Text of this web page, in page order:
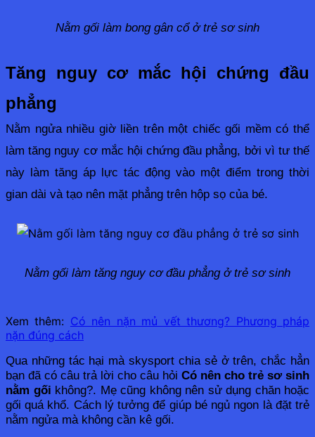
Nằm gối làm bong gân cổ ở trẻ sơ sinh
Tăng nguy cơ mắc hội chứng đầu
phẳng
Nằm ngửa nhiều giờ liền trên một chiếc gối mềm có thể
làm tăng nguy cơ mắc hội chứng đầu phẳng, bởi vì tư thế
này làm tăng áp lực tác động vào một điểm trong thời
gian dài và tạo nên mặt phẳng trên hộp sọ của bé.
Nằm gối làm tăng nguy cơ đầu phẳng ở trẻ sơ sinh
Xem thêm: Có nên nặn mủ vết thương? Phương pháp
nặn đúng cách
Qua những tác hại mà skysport chia sẻ ở trên, chắc hẳn
bạn đã có câu trả lời cho câu hỏi Có nên cho trẻ sơ sinh
nằm gối không?. Mẹ cũng không nên sử dụng chăn hoặc
gối quá khổ. Cách lý tưởng để giúp bé ngủ ngon là đặt trẻ
nằm ngửa mà không cần kê gối.